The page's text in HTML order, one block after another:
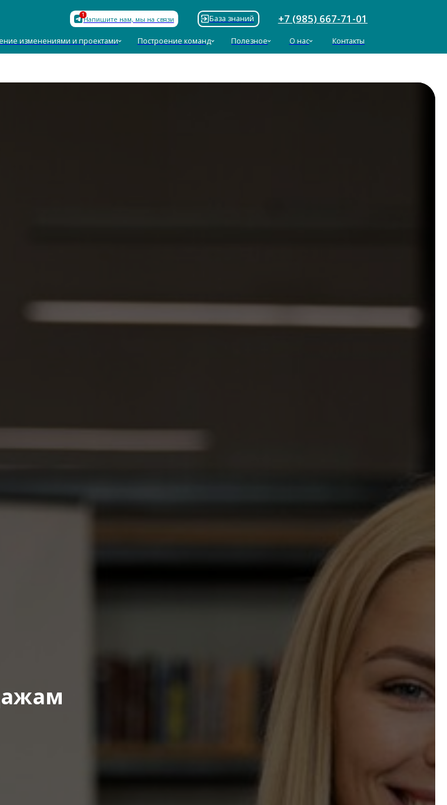
и проектами Построение команд О нас
+7 (985) 667-71-01
База знаний
Напишите нам, мы на связи